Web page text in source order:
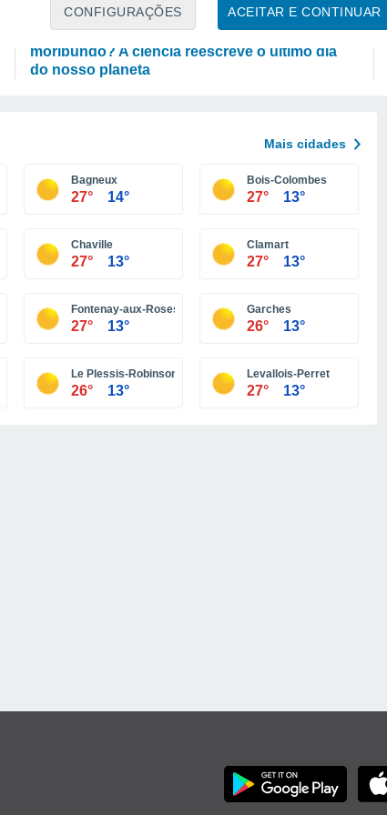
ACEITAR E CONTINUAR
CONFIGURAÇÕES
ASTRONOMIA
Será que a Terra sobreviverá ao Sol
moribundo? A ciência reescreve o último dia
do nosso planeta
Mais cidades
Bagneux
27° 14°
Bois-Colombes
27° 13°
Chaville
27° 13°
Clamart
27° 13°
Fontenay-aux-Roses
27° 13°
Garches
26° 13°
Le Plessis-Robinson
26° 13°
Levallois-Perret
27° 13°